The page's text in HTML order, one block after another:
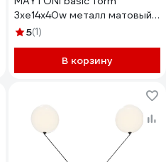
3хe14x40w металл матовый
черный MOD321PL-03B
5(1)
В корзину